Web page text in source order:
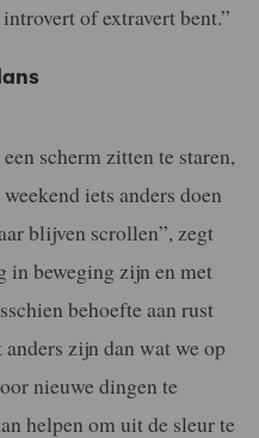
of extravert bent.”
scherm zitten te staren,
iets anders doen
blijven scrollen”, zegt
in beweging zijn en met
behoefte aan rust
zijn dan wat we op
nieuwe dingen te
helpen om uit de sleur te